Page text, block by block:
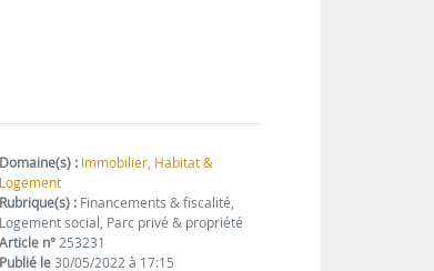
Domaine(s) : Immobilier, Habitat &
Logement
Rubrique(s) : Financements & fiscalité,
Logement social, Parc privé & propriété
Article n°253231
Publié le30/05/2022 à 17:15